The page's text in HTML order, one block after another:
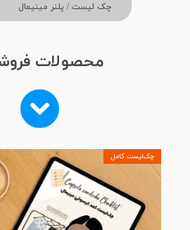
چک‌لیست کامل
محصولات
چک لیست / پلنر مینیمال